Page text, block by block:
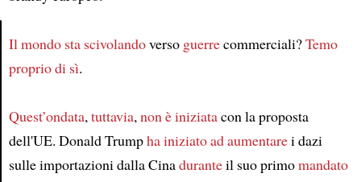
Article
Il mondo sta scivolandoverso guerrecommerciali?Temo
proprio di sì.
Quest’ondata,tuttavia,non è iniziatacon la proposta
dell'UE. Donald Trumpha iniziato ad aumentarei dazi
sulle importazioni dalla Cinaduranteil suo primomandato